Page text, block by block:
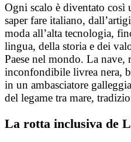
Ogni scalo è diventato così
saper fare italiano,
moda all’alta tecnologia,
lingua, della storia e dei
Paese nel mondo. La nave,
inconfondibile livrea nera,
in un ambasciatore
del legame tra mare,
La rotta inclusiva de